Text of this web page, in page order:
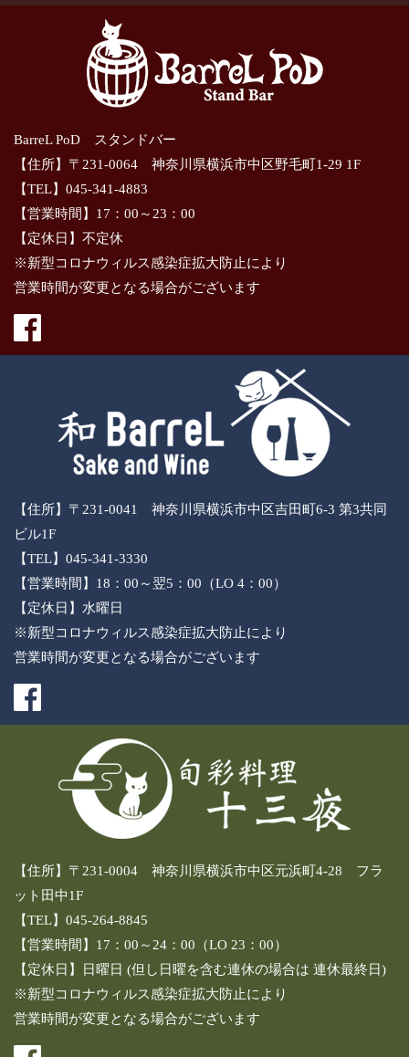
BarreL PoD スタンドバー
【住所】〒231-0064 神奈川県横浜市中区野毛町1-29 1F
【TEL】045-341-4883
【営業時間】17：00～23：00
【定休日】不定休
※新型コロナウィルス感染症拡大防止により
営業時間が変更となる場合がございます
【住所】〒231-0041 神奈川県横浜市中区吉田町6-3 第3共同
ビル1F
【TEL】045-341-3330
【営業時間】18：00～翌5：00（LO 4：00）
【定休日】水曜日
※新型コロナウィルス感染症拡大防止により
営業時間が変更となる場合がございます
【住所】〒231-0004 神奈川県横浜市中区元浜町4-28 フラ
ット田中1F
【TEL】045-264-8845
【営業時間】17：00～24：00（LO 23：00）
【定休日】日曜日 (但し日曜を含む連休の場合は 連休最終日)
※新型コロナウィルス感染症拡大防止により
営業時間が変更となる場合がございます